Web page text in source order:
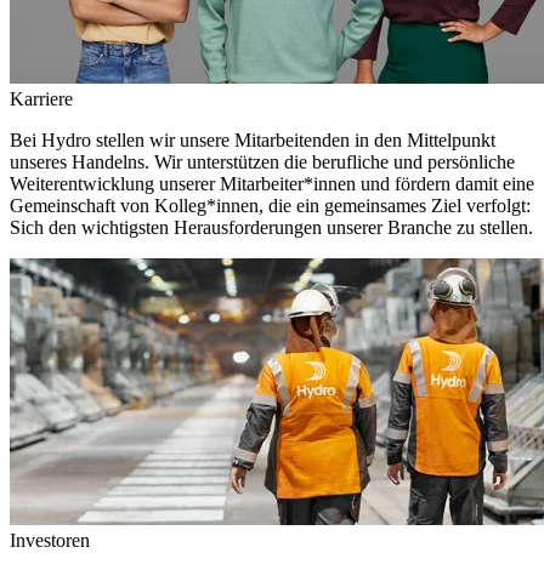
Karriere
Bei Hydro stellen wir unsere Mitarbeitenden in den Mittelpunkt
unseres Handelns. Wir unterstützen die berufliche und persönliche
Weiterentwicklung unserer Mitarbeiter*innen und fördern damit eine
Gemeinschaft von Kolleg*innen, die ein gemeinsames Ziel verfolgt:
Sich den wichtigsten Herausforderungen unserer Branche zu stellen.
Investoren